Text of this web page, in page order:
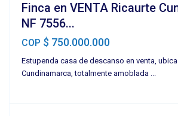
Finca en VENTA Ricaurte
NF 7556...
COP $ 750.000.000
Estupenda casa de descanso en venta,
Cundinamarca, totalmente amoblada ...